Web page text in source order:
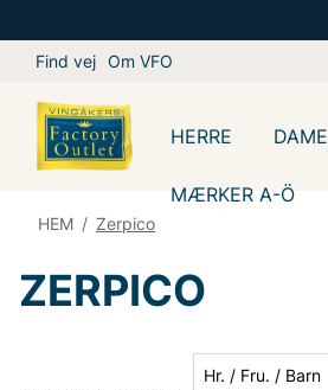
Find vej Om VFO
HERRE DAME
MÆRKER A-Ö
HEM / Zerpico
ZERPICO
Hr. / Fru. / Barn